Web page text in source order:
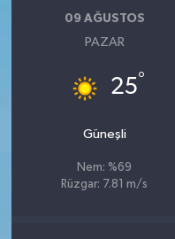
09 AĞUSTOS
PAZAR
25°
Güneşli
Nem: %69
Rüzgar: 7.81 m/s